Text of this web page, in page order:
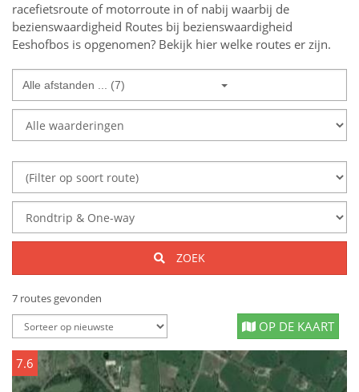
racefietsroute of motorroute in of nabij waarbij de
bezienswaardigheid Routes bij bezienswaardigheid
Eeshofbos is opgenomen? Bekijk hier welke routes er zijn.
Alle afstanden ... (7)
ZOEK
7 routes gevonden
OP DE KAART
7.6